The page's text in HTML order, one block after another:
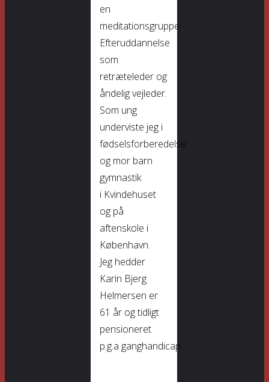
en
meditationsgruppe.
Efteruddannelse
som
retræteleder og
åndelig vejleder.
Som ung
underviste jeg i
fødselsforberedelse
og mor barn
gymnastik
i Kvindehuset
og på
aftenskole i
København.
Jeg hedder
Karin Bjerg
Helmersen er
61 år og tidligt
pensioneret
p.g.a ganghandicap.